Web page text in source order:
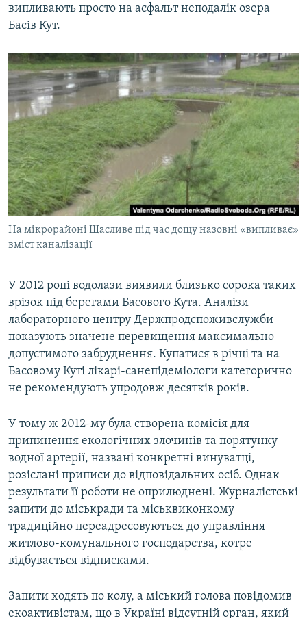
випливають просто на асфальт неподалік озера
Басів Кут.
На мікрорайоні Щасливе під час дощу назовні «випливає»
вміст каналізації
У 2012 році водолази виявили близько сорока таких
врізок під берегами Басового Кута. Аналізи
лабораторного центру Держпродспоживслужби
показують значене перевищення максимально
допустимого забруднення. Купатися в річці та на
Басовому Куті лікарі-санепідеміологи категорично
не рекомендують упродовж десятків років.
У тому ж 2012-му була створена комісія для
припинення екологічних злочинів та порятунку
водної артерії, названі конкретні винуватці,
розіслані приписи до відповідальних осіб. Однак
результати її роботи не оприлюднені. Журналістські
запити до міськради та міськвиконкому
традиційно переадресовуються до управління
житлово-комунального господарства, котре
відбувається відписками.
Запити ходять по колу, а міський голова повідомив
екоактивістам, що в Україні відсутній орган, який